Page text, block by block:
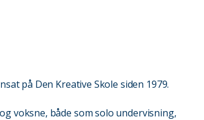
på Den Kreative Skole siden 1979.
voksne, både som solo undervisning,